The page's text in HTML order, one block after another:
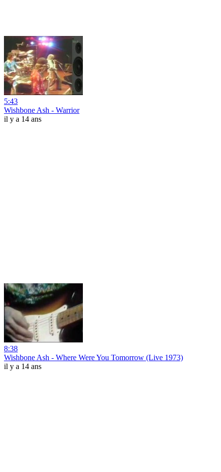
5:43
Wishbone Ash - Warrior
il y a 14 ans
8:38
Wishbone Ash - Where Were You Tomorrow (Live 1973)
il y a 14 ans